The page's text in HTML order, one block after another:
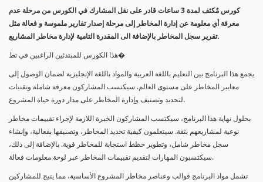
كورس مٌكثف لمدة 3 ساعات قادر على نقل المشارك في الكورس من مرحلة عدم
معرفة أي معلومة عن إدارة المخاطر إلى مرحلة إصدار تقارير ملموسة و فعالة مثل
تقرير سجل المخاطر بالإضافة الى المقدرة التامية لإدارة مخاطر المشاريع.
هذا الكورس للمبتدئين الراغبين في تط�
يجمع هذا البرنامج بين التعليم باللغة العربية والمواد باللغة الإنجليزية لضمان الوصول إلى
معايير المخاطر على مستوى العالم. سيكتسب المشاركون معرفة شاملة وتقنيات
لتحديد وتصنيف وإدارة المخاطر على مدار دورة حياة المشروع.
بحلول نهاية هذا البرنامج، سيكتسب المشاركون الخبرة اللازمة لإجراء تقييمات مخاطر
نوعية لمشاريعهم بثقة. سيتعلمون كيفية تحديد المخاطر، وتصنيفها بفعالية، وإنشاء
سجل مخاطر شامل، وتطوير خطط استجابة للمخاطر قوية. بالإضافة إلى ذلك،
سيكتسبون المهارات لتقديم تقييمات المخاطر عبر لوحة معلومات فعالة.
تشمل مواد البرنامج قوالب وعناصر مخاطر المشروع الأساسية، مما يتيح للمشاركين